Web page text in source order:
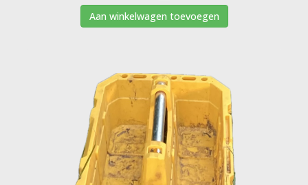
Aan winkelwagen toevoegen